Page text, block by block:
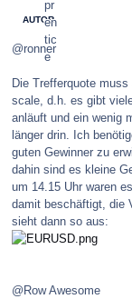
AUTOR
@ronner
Die Trefferquote
scale, d.h. es gibt
anläuft und ein wenig
länger drin. Ich
guten Gewinner zu
dahin sind es kleine
um 14.15 Uhr waren
damit beschäftigt, die
sieht dann so aus:
@Row Awesome